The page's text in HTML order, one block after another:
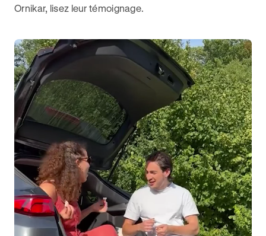
Ornikar, lisez leur témoignage.